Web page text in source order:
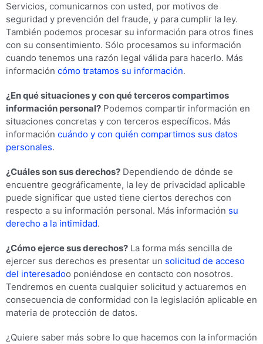
Servicios, comunicarnos con usted, por motivos de
seguridad y prevención del fraude, y para cumplir la ley.
También podemos procesar su información para otros fines
con su consentimiento. Sólo procesamos su información
cuando tenemos una razón legal válida para hacerlo. Más
información cómo tratamos su información.
¿En qué situaciones y con qué terceros compartimos
información personal? Podemos compartir información en
situaciones concretas y con terceros específicos. Más
información cuándo y con quién compartimos sus datos
personales.
¿Cuáles son sus derechos? Dependiendo de dónde se
encuentre geográficamente, la ley de privacidad aplicable
puede significar que usted tiene ciertos derechos con
respecto a su información personal. Más información su
derecho a la intimidad.
¿Cómo ejerce sus derechos? La forma más sencilla de
ejercer sus derechos es presentar un solicitud de acceso
del interesadoo poniéndose en contacto con nosotros.
Tendremos en cuenta cualquier solicitud y actuaremos en
consecuencia de conformidad con la legislación aplicable en
materia de protección de datos.
¿Quiere saber más sobre lo que hacemos con la información